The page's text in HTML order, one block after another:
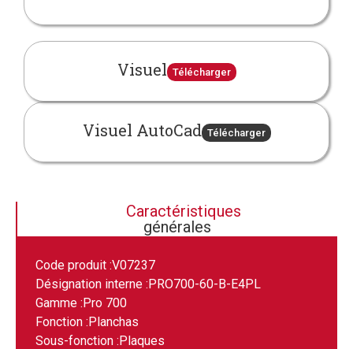
Visuel Télécharger
Visuel AutoCad Télécharger
Caractéristiques
générales
Code produit :V07237
Désignation interne :PRO700-60-B-E4PL
Gamme :Pro 700
Fonction :Planchas
Sous-fonction :Plaques